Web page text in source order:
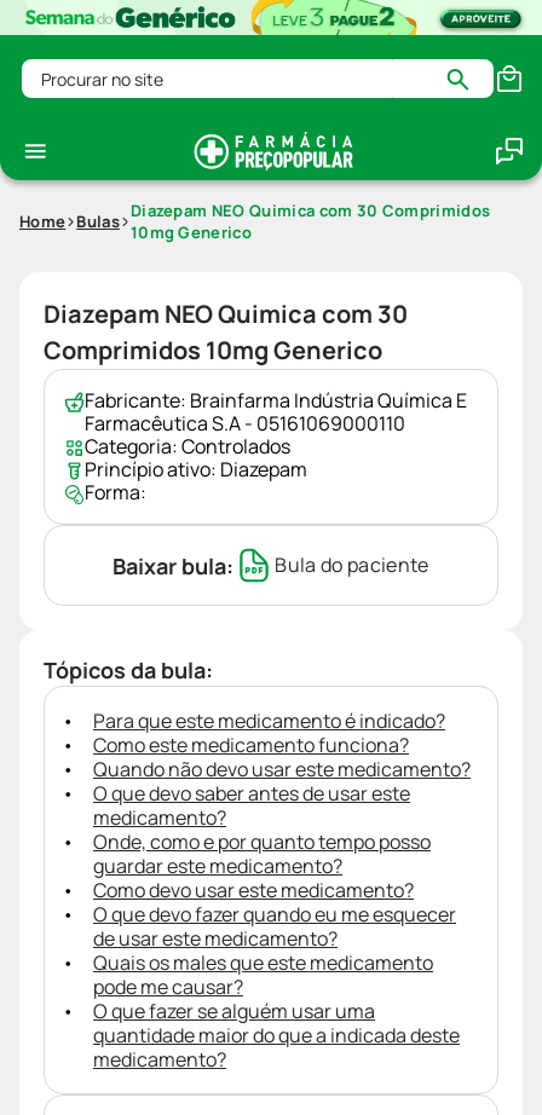
Procurar no site
Home Bulas Diazepam NEO Quimica com 30 Comprimidos
10mg Generico
Diazepam NEO Quimica com 30
Comprimidos 10mg Generico
Fabricante: Brainfarma Indústria Química E
Farmacêutica S.A - 05161069000110
Categoria:Controlados
Princípio ativo: Diazepam
Forma:
Baixar bula: Bula do paciente
Tópicos da bula:
Para que este medicamento é indicado?
Como este medicamento funciona?
Quando não devo usar este medicamento?
O que devo saber antes de usar este
medicamento?
Onde, como e por quanto tempo posso
guardar este medicamento?
Como devo usar este medicamento?
O que devo fazer quando eu me esquecer
de usar este medicamento?
Quais os males que este medicamento
pode me causar?
O que fazer se alguém usar uma
quantidade maior do que a indicada deste
medicamento?